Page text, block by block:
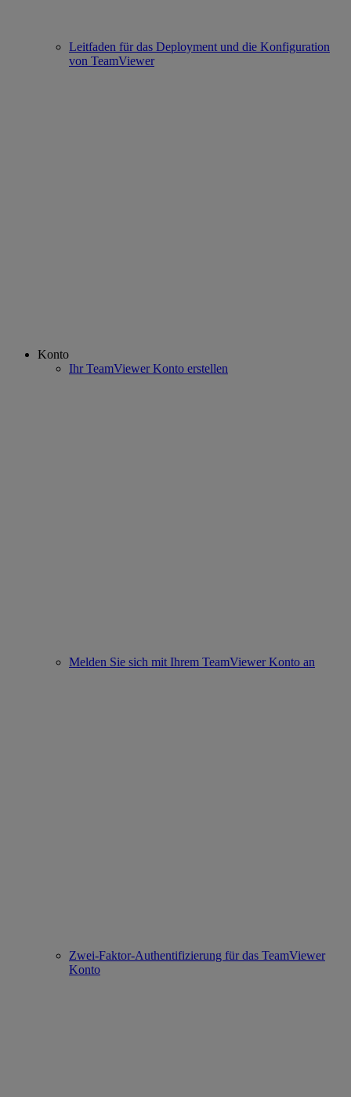
Leitfaden für das Deployment und die Konfiguration
von TeamViewer
Konto
Ihr TeamViewer Konto erstellen
Melden Sie sich mit Ihrem TeamViewer Konto an
Zwei-Faktor-Authentifizierung für das TeamViewer
Konto